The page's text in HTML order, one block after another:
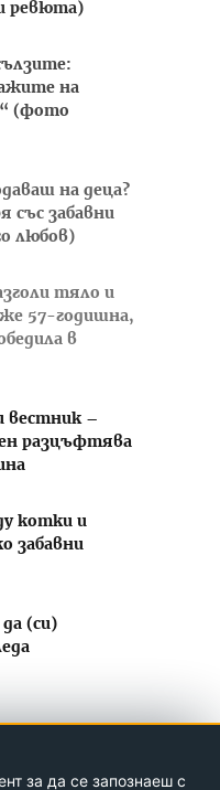
ревюта)
на
(фото
на деца?
със забавни
любов)
тяло и
57-годишна,
в
вестник –
разцъфтява
котки и
забавни
(си)
Реклама
за да се запознаеш с